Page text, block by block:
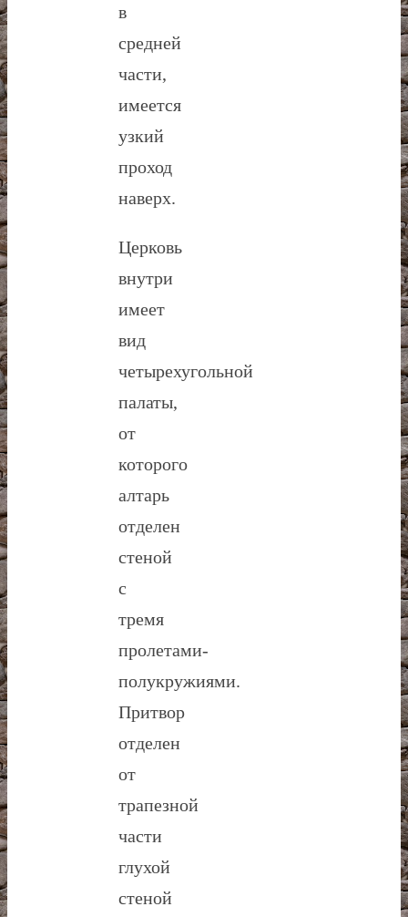
в
средней
части,
имеется
узкий
проход
наверх.
Церковь
внутри
имеет
вид
четырехугольной
палаты,
от
которого
алтарь
отделен
стеной
с
тремя
пролетами-
полукружиями.
Притвор
отделен
от
трапезной
части
глухой
стеной